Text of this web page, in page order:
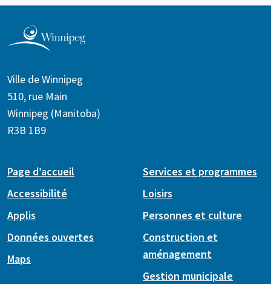
Ville de Winnipeg
510, rue Main
Winnipeg (Manitoba)
R3B 1B9
Page d’accueil
Accessibilité
Applis
Données ouvertes
Maps
Services et programmes
Loisirs
Personnes et culture
Construction et
aménagement
Gestion municipale